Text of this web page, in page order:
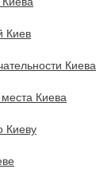
Киев
Киева
Киева
Киеву